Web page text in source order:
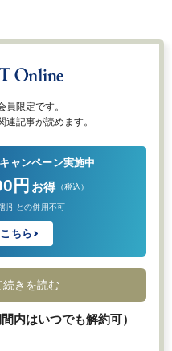
員限定です。
記事が読めます。
ャンペーン実施中
円 お得 （税込）
引との併用不可
ちら
きを読む
内はいつでも解約可）